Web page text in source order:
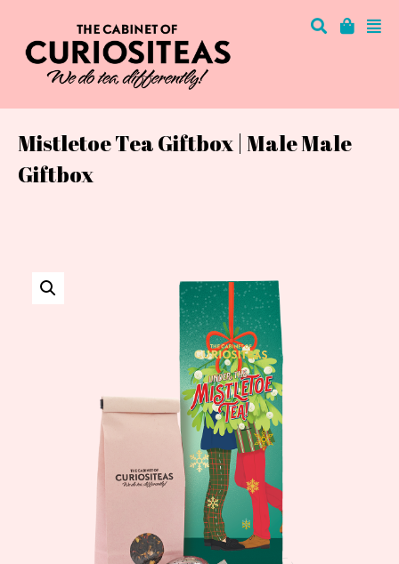
Mistletoe Tea Giftbox | Male Male
Giftbox